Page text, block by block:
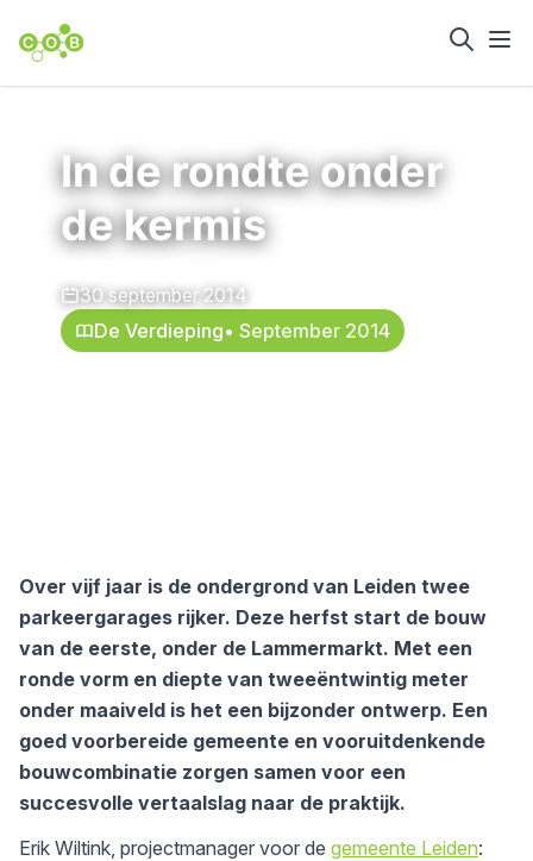
In de rondte onder
de kermis
30 september 2014
De Verdieping• September 2014
Over vijf jaar is de ondergrond van Leiden twee
parkeergarages rijker. Deze herfst start de bouw
van de eerste, onder de Lammermarkt. Met een
ronde vorm en diepte van tweeëntwintig meter
onder maaiveld is het een bijzonder ontwerp. Een
goed voorbereide gemeente en vooruitdenkende
bouwcombinatie zorgen samen voor een
succesvolle vertaalslag naar de praktijk.
Erik Wiltink, projectmanager voor de gemeente Leiden: